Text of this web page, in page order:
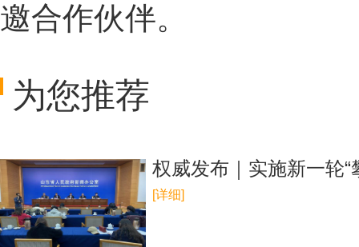
邀合作伙伴。
为您推荐
权威发布｜实施新一轮
[详细]